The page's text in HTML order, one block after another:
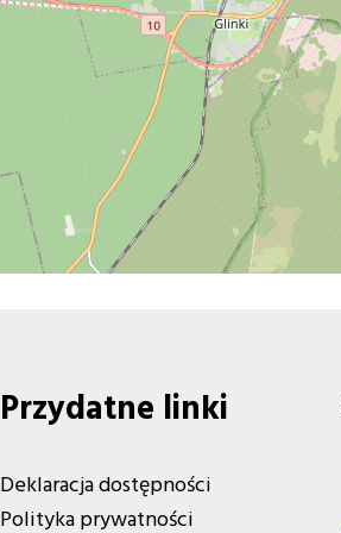
Przydatne linki
Deklaracja dostępności
Polityka prywatności